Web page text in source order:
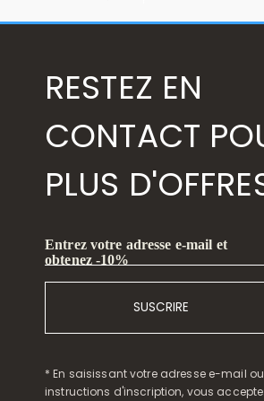
RESTEZ EN
CONTACT
PLUS
Entrez votre adresse e-mail et
obtenez -10%
SUSCRIRE
* En saisissant votre adresse e-mail
instructions d'inscription, vous